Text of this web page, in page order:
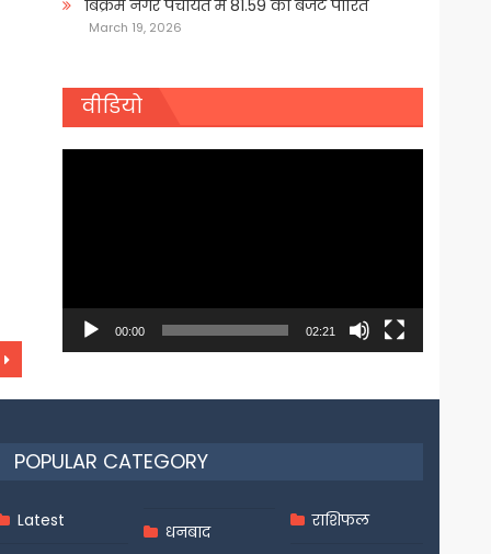
बिक्रम नगर पंचायत में 81.59 का बजट पारित
March 19, 2026
वीडियो
00:00 02:21
POPULAR CATEGORY
Latest
धनबाद
राशिफल